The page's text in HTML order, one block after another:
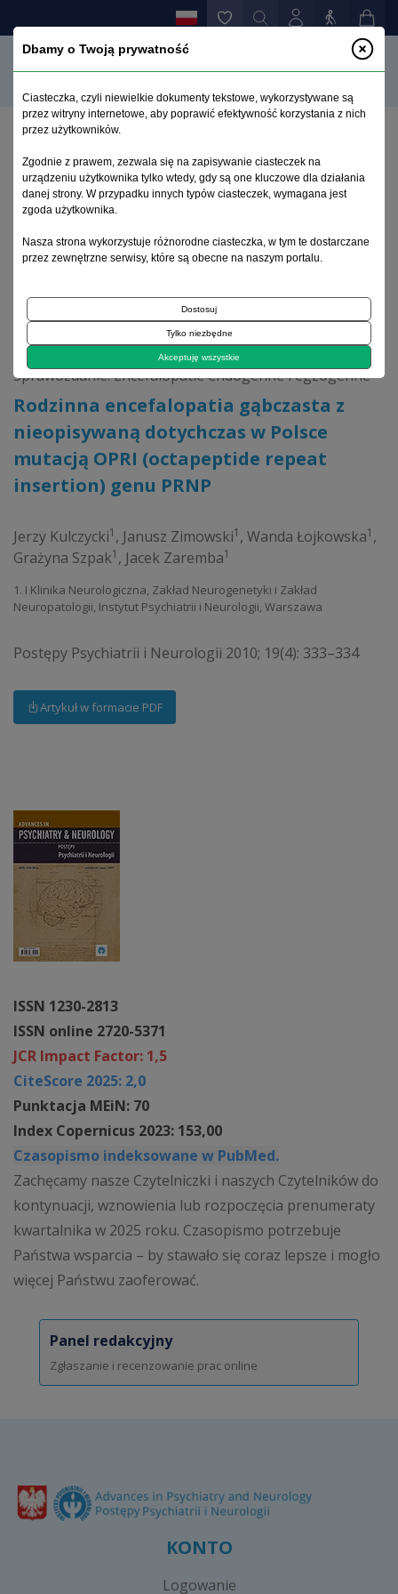
ISSN 1230-2813
ISSN online 2720-5371
JCR Impact Factor: 1,5
CiteScore 2025: 2,0
Punktacja MEiN: 70
Index Copernicus 2023: 153,00
Czasopismo indeksowane w PubMed.
Zachęcamy nasze Czytelniczki i naszych Czytelników do
kontynuacji, wznowienia lub rozpoczęcia prenumeraty
kwartalnika w 2025 roku. Czasopismo potrzebuje
Państwa wsparcia – by stawało się coraz lepsze i mogło
więcej Państwu zaoferować.
Panel redakcyjny
Zgłaszanie i recenzowanie prac online
Rodzinna encefalopatia gąbczasta z nieopisywaną
dotychczas w Polsce mutacją OPRI (octapeptide
repeat insertion) genu PRNP
Archiwum 1992–2014
2010, tom 19, zeszyt 4
Sprawozdanie: Encefalopatie endogenne i egzogenne
Rodzinna encefalopatia gąbczasta z
nieopisywaną dotychczas w Polsce
mutacją OPRI (octapeptide repeat
insertion) genu PRNP
Jerzy Kulczycki1 , Janusz Zimowski1 , Wanda Łojkowska1 ,
Grażyna Szpak1 , Jacek Zaremba1
1. I Klinika Neurologiczna, Zakład Neurogenetyki i Zakład
Neuropatologii, Instytut Psychiatrii i Neurologii, Warszawa
Postępy Psychiatrii i Neurologii 2010; 19(4): 333–334
Artykuł w formacie PDF
KONTO
Logowanie
Dbamy o Twoją prywatność
Ciasteczka, czyli niewielkie dokumenty tekstowe, wykorzystywane są
przez witryny internetowe, aby poprawić efektywność korzystania z nich
przez użytkowników.
Zgodnie z prawem, zezwala się na zapisywanie ciasteczek na
urządzeniu użytkownika tylko wtedy, gdy są one kluczowe dla działania
danej strony. W przypadku innych typów ciasteczek, wymagana jest
zgoda użytkownika.
Nasza strona wykorzystuje różnorodne ciasteczka, w tym te dostarczane
przez zewnętrzne serwisy, które są obecne na naszym portalu.
Dostosuj
Tylko niezbędne
Akceptuję wszystkie